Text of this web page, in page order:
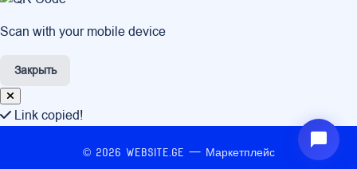
Scan with your mobile device
Закрыть
Link copied!
© 2026 Website.ge — Маркетплейс